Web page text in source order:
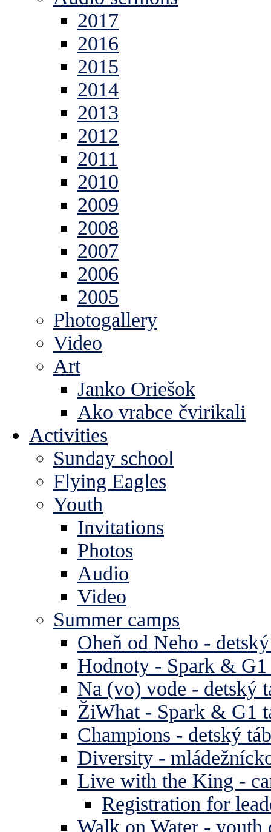
2017
2016
2015
2014
2013
2012
2011
2010
2009
2008
2007
2006
2005
Photogallery
Video
Art
Janko Oriešok
Ako vrabce čvirikali
Activities
Sunday school
Flying Eagles
Youth
Invitations
Photos
Audio
Video
Summer camps
Oheň od Neho -
Hodnoty - Spark & G1
Na (vo) vode - detský
ŽiWhat - Spark & G1
Champions - detský
Diversity -
Live with the King -
Registration for
Walk on Water - youth